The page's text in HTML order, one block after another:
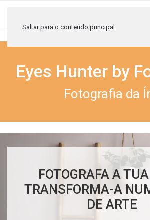
Saltar para o conteúdo principal
Eyes Hunter by
Fotografia da
FOTOGRAFA A
TRANSFORMA-A
DE ARTE